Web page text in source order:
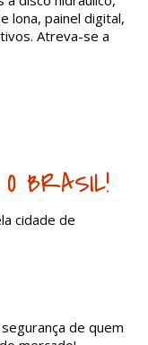
lona, painel digital,
Atreva-se a
O BRASIL!
cidade de
de quem